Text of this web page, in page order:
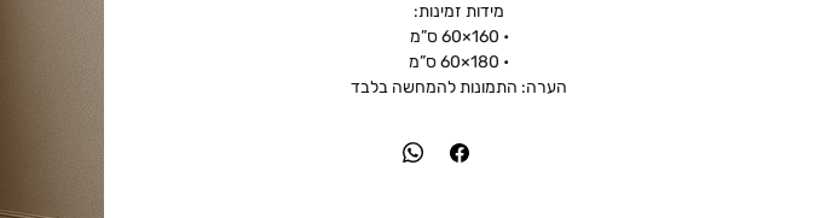
מידות זמינות:
• 160×60 ס”מ
• 180×60 ס”מ
הערה: התמונות להמחשה בלבד